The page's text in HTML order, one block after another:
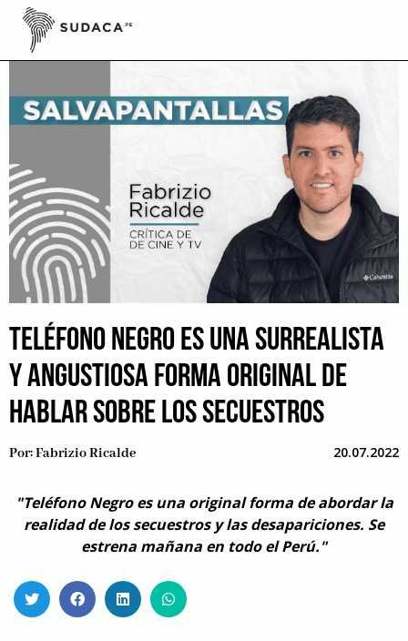
Skip
content
TELÉFONO NEGRO ES UNA SURREALISTA
Y ANGUSTIOSA FORMA ORIGINAL DE
HABLAR SOBRE LOS SECUESTROS
Por:Fabrizio Ricalde 20.07.2022
"Teléfono Negro es una original forma de abordar la
realidad de los secuestros y las desapariciones. Se
estrena mañana en todo el Perú."